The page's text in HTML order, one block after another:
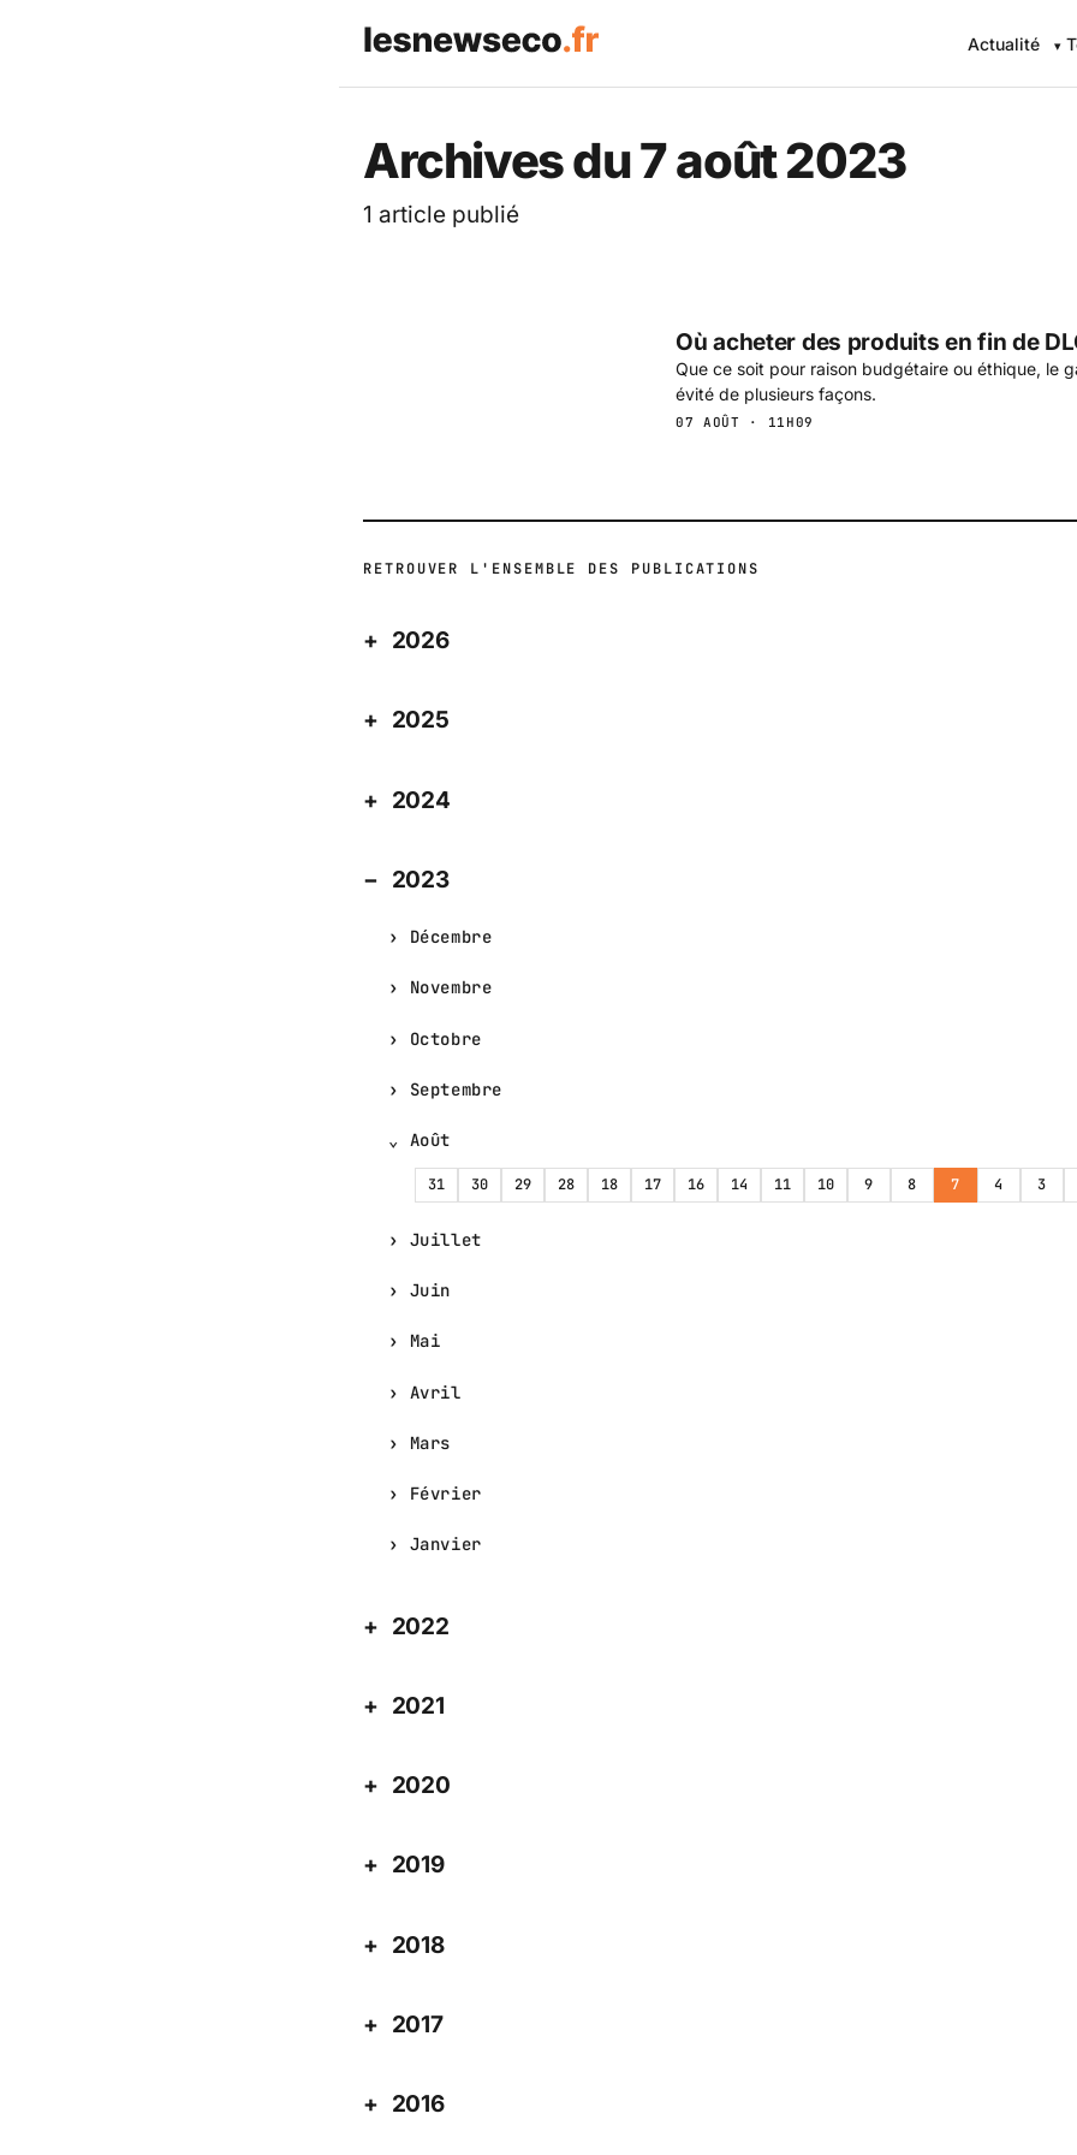
Les News Eco .fr — L'information
Actualité
Archives du 7 août 2023
1 article publié
Où acheter des produits en fin de
Que ce soit pour raison budgétaire ou éthique, le
évité de plusieurs façons.
07 AOÛT · 11H09
RETROUVER L'ENSEMBLE DES PUBLICATIONS
2026
2025
2024
2023
Décembre
Novembre
Octobre
Septembre
Août
31 30 29 28 18 17 16 14 11 10 9 8 7 4 3
Juillet
Juin
Mai
Avril
Mars
Février
Janvier
2022
2021
2020
2019
2018
2017
2016